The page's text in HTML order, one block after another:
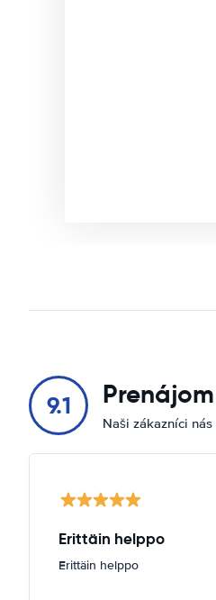
9.1
Naši zákazníci
Erittäin helppo
Erittäin helppo